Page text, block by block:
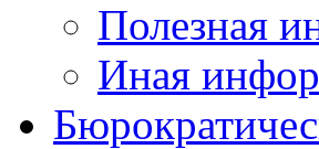
Полезная
Иная